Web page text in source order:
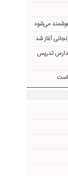
می‌شود
آغاز شد
مدارس تدریس